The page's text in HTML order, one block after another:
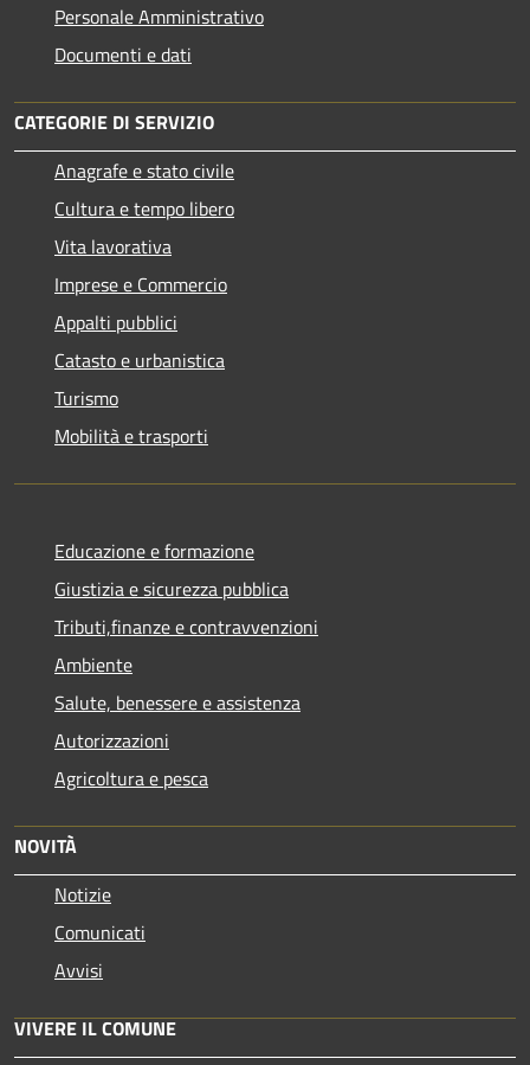
Personale Amministrativo
Documenti e dati
CATEGORIE DI SERVIZIO
Anagrafe e stato civile
Cultura e tempo libero
Vita lavorativa
Imprese e Commercio
Appalti pubblici
Catasto e urbanistica
Turismo
Mobilità e trasporti
Educazione e formazione
Giustizia e sicurezza pubblica
Tributi,finanze e contravvenzioni
Ambiente
Salute, benessere e assistenza
Autorizzazioni
Agricoltura e pesca
NOVITÀ
Notizie
Comunicati
Avvisi
VIVERE IL COMUNE